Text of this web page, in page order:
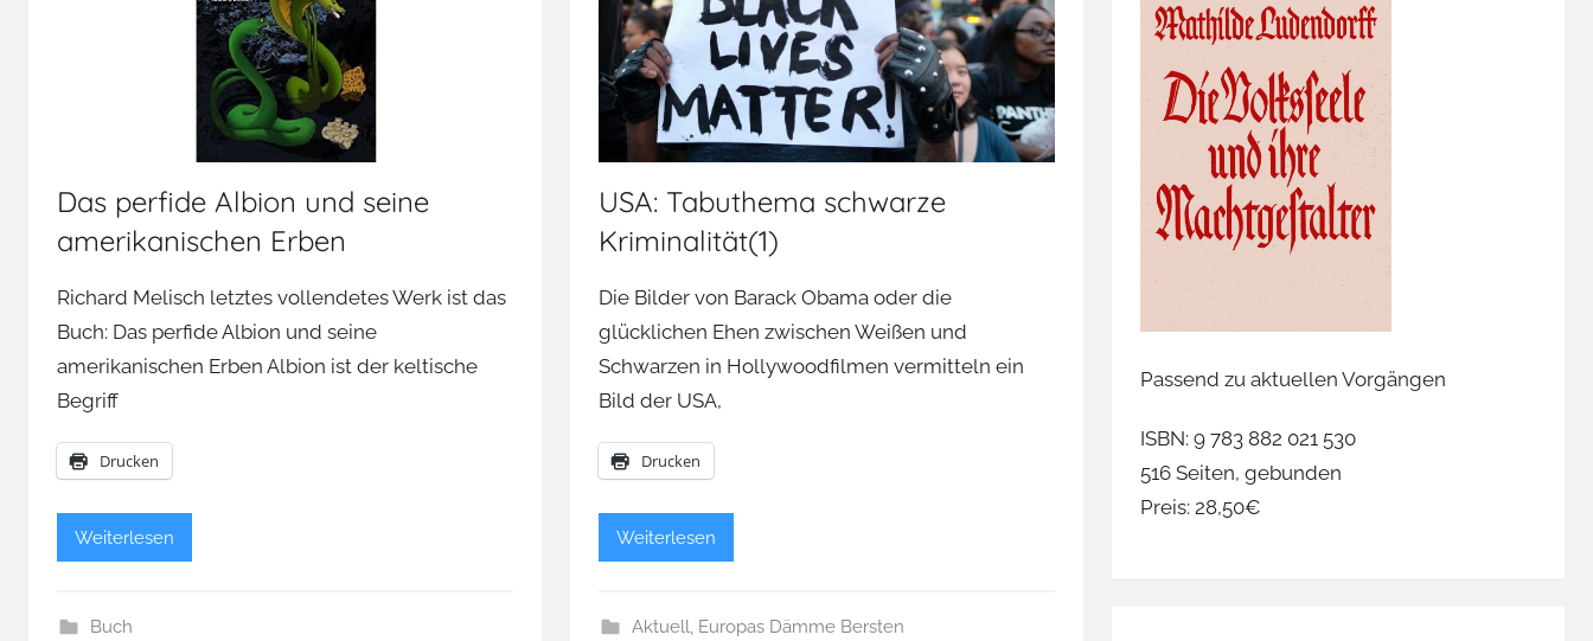
Das perfide Albion und seine
amerikanischen Erben
Richard Melisch letztes vollendetes Werk ist das
Buch: Das perfide Albion und seine
amerikanischen Erben Albion ist der keltische
Begriff
Drucken
Weiterlesen
Buch
USA: Tabuthema schwarze
Kriminalität(1)
Die Bilder von Barack Obama oder die
glücklichen Ehen zwischen Weißen und
Schwarzen in Hollywoodfilmen vermitteln ein
Bild der USA,
Drucken
Weiterlesen
Aktuell, Europas Dämme Bersten
Passend zu aktuellen Vorgängen
ISBN: 9 783 882 021 530
516 Seiten, gebunden
Preis: 28,50€